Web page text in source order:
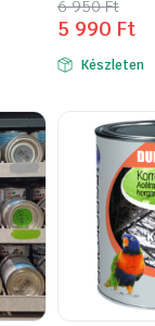
6 950Ft
Original
price
was:
5 990 Ft
Current
price
is: Készleten